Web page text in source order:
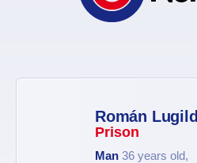
Román
Prison
Man 36 years old,